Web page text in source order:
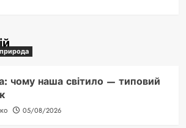
чому наша світило — типовий
05/08/2026